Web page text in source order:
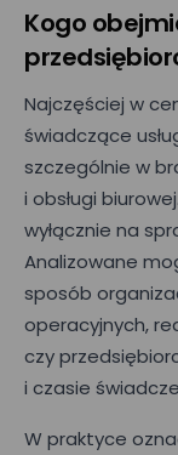
Kogo
Najczęściej w
świadczące
szczególnie w
i obsługi
wyłącznie na
Analizowane
sposób
operacyjnych,
czy
i czasie
W praktyce